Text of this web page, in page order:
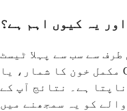
یہ کیوں اہم ہے؟
سے سب سے پہلا ٹیسٹ
مکمل خون کا شمار، یا CBC، ہوتا ہے۔ یہ ٹیسٹ آپ کے
ہے۔ نتائج آپ کے
کو یہ سمجھنے میں